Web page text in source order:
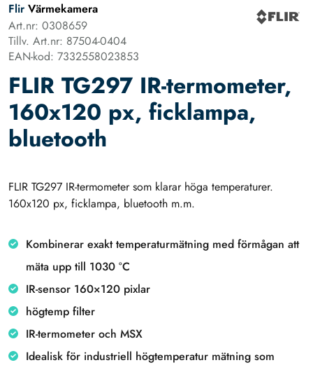
Flir Värmekamera
Art.nr: 0308659
Tillv. Art.nr: 87504-0404
EAN-kod: 7332558023853
FLIR TG297 IR-termometer,
160x120 px, ficklampa,
bluetooth
FLIR TG297 IR-termometer som klarar höga temperaturer.
160x120 px, ficklampa, bluetooth m.m.
Kombinerar exakt temperaturmätning med förmågan att
mäta upp till 1030 °C
IR-sensor 160×120 pixlar
högtemp filter
IR-termometer och MSX
Idealisk för industriell högtemperatur mätning som